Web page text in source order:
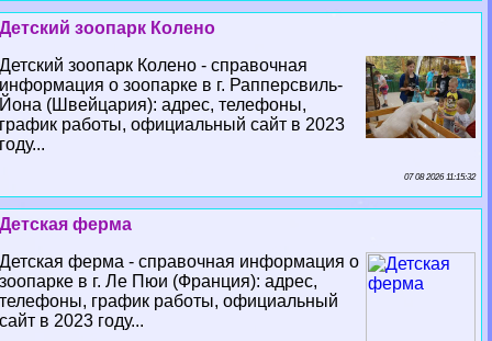
Детский зоопарк Колено
Детский зоопарк Колено - справочная
информация о зоопарке в г. Рапперсвиль-
Йона (Швейцария): адрес, телефоны,
график работы, официальный сайт в 2023
году...
07 08 2026 11:15:32
Детская ферма
Детская ферма - справочная информация о
зоопарке в г. Ле Пюи (Франция): адрес,
телефоны, график работы, официальный
сайт в 2023 году...